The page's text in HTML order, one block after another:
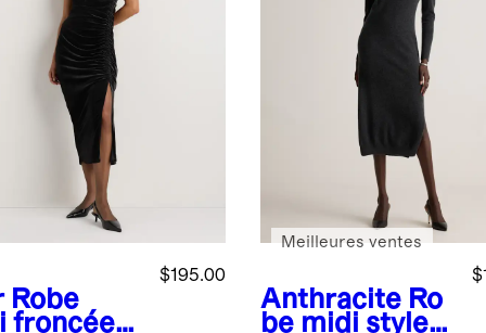
Robe
froncée
$195.00
Anthracite Ro
be midi style
Meilleures ventes